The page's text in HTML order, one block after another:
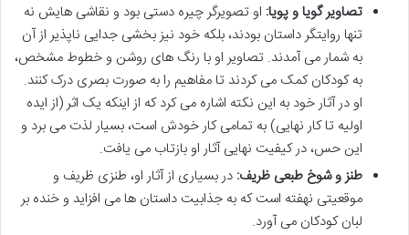
تصاویر گویا و پویا: او تصویرگر چیره دستی بود و نقاشی هایش نه
تنها روایتگر داستان بودند، بلکه خود نیز بخشی جدایی ناپذیر از آن
به شمار می آمدند. تصاویر او با رنگ های روشن و خطوط مشخص،
به کودکان کمک می کردند تا مفاهیم را به صورت بصری درک کنند.
او در آثار خود به این نکته اشاره می کرد که از اینکه یک اثر (از ایده
اولیه تا کار نهایی) به تمامی کار خودش است، بسیار لذت می برد و
این حس، در کیفیت نهایی آثار او بازتاب می یافت.
طنز و شوخ طبعی ظریف: در بسیاری از آثار او، طنزی ظریف و
موقعیتی نهفته است که به جذابیت داستان ها می افزاید و خنده بر
لبان کودکان می آورد.